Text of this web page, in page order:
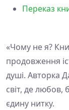
Переказ
«Чому не я?
продовження
душі. Авторка
світ, де любов,
єдину нитку.